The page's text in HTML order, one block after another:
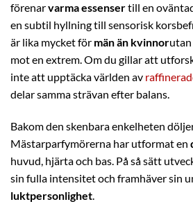
förenarvarma essensertill en
en subtil hyllning till sensorisk
är lika mycket för män än kvinnor
mot en extrem. Om du gillar att
inte att upptäcka världen av
delar samma strävan efter balans.
Bakom den skenbara enkelheten
Mästarparfymörerna har utformat en
huvud, hjärta och bas. På så sätt
sin fulla intensitet och framhäver sin
luktpersonlighet.